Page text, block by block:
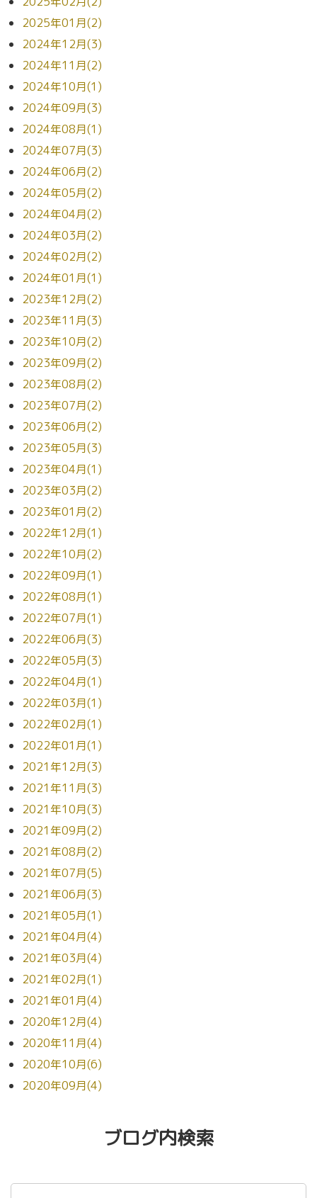
2025年01月(2)
2024年12月(3)
2024年11月(2)
2024年10月(1)
2024年09月(3)
2024年08月(1)
2024年07月(3)
2024年06月(2)
2024年05月(2)
2024年04月(2)
2024年03月(2)
2024年02月(2)
2024年01月(1)
2023年12月(2)
2023年11月(3)
2023年10月(2)
2023年09月(2)
2023年08月(2)
2023年07月(2)
2023年06月(2)
2023年05月(3)
2023年04月(1)
2023年03月(2)
2023年01月(2)
2022年12月(1)
2022年10月(2)
2022年09月(1)
2022年08月(1)
2022年07月(1)
2022年06月(3)
2022年05月(3)
2022年04月(1)
2022年03月(1)
2022年02月(1)
2022年01月(1)
2021年12月(3)
2021年11月(3)
2021年10月(3)
2021年09月(2)
2021年08月(2)
2021年07月(5)
2021年06月(3)
2021年05月(1)
2021年04月(4)
2021年03月(4)
2021年02月(1)
2021年01月(4)
2020年12月(4)
2020年11月(4)
2020年10月(6)
2020年09月(4)
ブログ内検索